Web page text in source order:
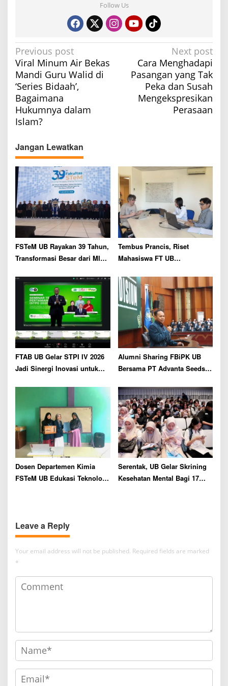
Follow Us
P
o
s
t
n
a
i
g
a
t
i
o
n
Previous post
Viral Minum Air Bekas
Mandi Guru Walid di
‘Series Bidaah’,
Bagaimana
Hukumnya dalam
Islam?
Next post
Cara Menghadapi
Pasangan yang Tak
Peka dan Susah
Mengekspresikan
Perasaan
Jangan Lewatkan
FSTeM UB Rayakan 39 Tahun,
Transformasi Besar dari MIPA
Terapan
Tembus Prancis, Riset
Mahasiswa FT UB
Telekomunikasi Tangguh
Hadapi Perubahan Iklim
FTAB UB Gelar STPI IV 2026
Jadi Sinergi Inovasi untuk
Alumni Sharing FBiPK UB
Bersama PT Advanta Seeds
Pertanian terhadap Tantangan
Industri Benih Modern
Dosen Departemen Kimia
FSTeM UB Edukasi Teknologi
Pesantren Daarul Ukhuwwah
Putri 1 Malang
Serentak, UB Gelar Skrining
Kesehatan Mental Bagi 17
Leave a Reply
Your email address will not be published. Required fields are marked
*